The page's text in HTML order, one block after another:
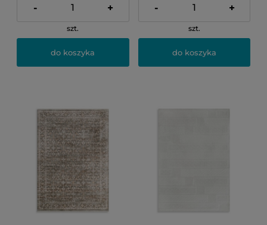
- +
szt.
do koszyka
- +
szt.
do koszyka